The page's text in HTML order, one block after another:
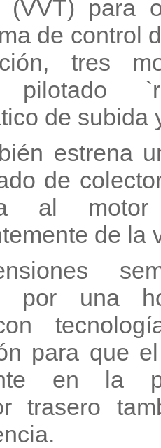
(VVT) para
de control
tres
pilotado
de subida
estrena
de
al motor
de la
por una
para que
en la
trasero